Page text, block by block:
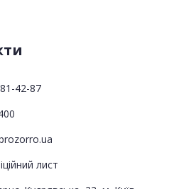
42-87
лист